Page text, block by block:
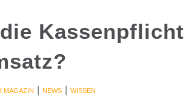
Kassenpflicht
MAGAZIN |NEWS |WISSEN